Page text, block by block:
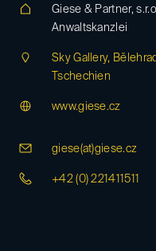
Giese & Partner,
Anwaltskanzlei
Sky Gallery,
Tschechien
www.giese.cz
giese(at)giese.cz
+42 (0) 221411511